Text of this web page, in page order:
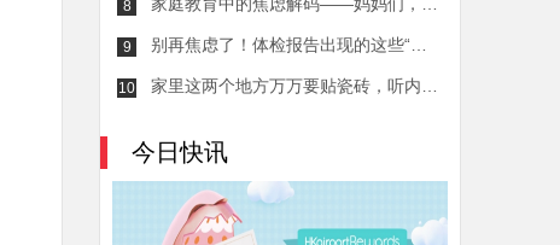
8
9
10
今日快讯